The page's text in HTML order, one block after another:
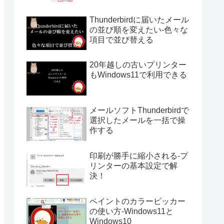
Thunderbirdに届いたメール
の並び順を変えたい-色々な
項目で並び替える
20年越しの古いプリンター
もWindows11で利用できる
メールソフトThunderbirdで
選択したメールを一括で操
作する
印刷が勝手に縮小される-プ
リンターの基本設定で解
決！
ペイントのカラーピッカー
の使い方-Windows11と
Windows10